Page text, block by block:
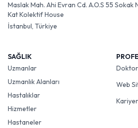
Maslak Mah. Ahi Evran Cd. A.O.S 55 Sokak
Kat Kolektif House
İstanbul, Türkiye
SAĞLIK
Uzmanlar
Uzmanlık Alanları
Hastalıklar
Hizmetler
Hastaneler
Web
Kariyer